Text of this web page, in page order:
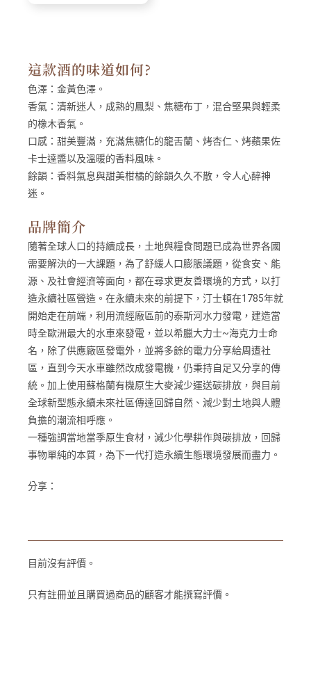
這款酒的味道如何?
色澤： 金黃色澤。
香氣： 清新迷人，成熟的鳳梨、焦糖布丁，混合堅果與輕柔
的橡木香氣。
口感： 甜美豐滿，充滿焦糖化的龍舌蘭、烤杏仁、烤蘋果佐
卡士達醬以及溫暖的香料風味。
餘韻： 香料氣息與甜美柑橘的餘韻久久不散，令人心醉神
迷。
品牌簡介
隨著全球人口的持續成長，土地與糧食問題已成為世界各國
需要解決的一大課題，為了舒緩人口膨脹議題，從食安、能
源、及社會經濟等面向，都在尋求更友善環境的方式，以打
造永續社區營造。在永續未來的前提下，汀士頓在1785年就
開始走在前端，利用流經廠區前的泰斯河水力發電，建造當
時全歐洲最大的水車來發電，並以希臘大力士~海克力士命
名，除了供應廠區發電外，並將多餘的電力分享給周遭社
區，直到今天水車雖然改成發電機，仍秉持自足又分享的傳
統。加上使用蘇格蘭有機原生大麥減少運送碳排放，與目前
全球新型態永續未來社區傳達回歸自然、減少對土地與人體
負擔的潮流相呼應。
一種強調當地當季原生食材，減少化學耕作與碳排放，回歸
事物單純的本質，為下一代打造永續生態環境發展而盡力。
分享：
目前沒有評價。
只有註冊並且購買過商品的顧客才能撰寫評價。